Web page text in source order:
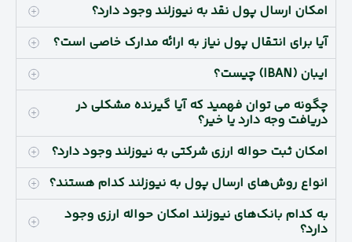
امکان ارسال پول نقد به نیوزلند وجود دارد؟
آیا برای انتقال پول نیاز به ارائه مدارک خاصی است؟
ایبان (IBAN) چیست؟
چگونه می توان فهمید که آیا گیرنده مشکلی در
دریافت وجه دارد یا خیر؟
امکان ثبت حواله ارزی شرکتی به نیوزلند وجود دارد؟
انواع روش‌های ارسال پول به نیوزلند کدام هستند؟
به کدام بانک‌های نیوزلند امکان حواله ارزی وجود
دارد؟